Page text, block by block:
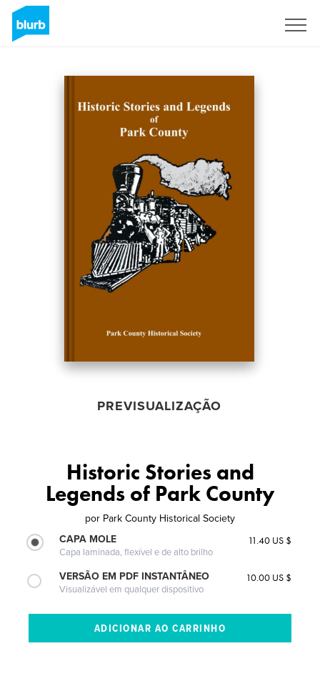
PREVISUALIZAÇÃO
Historic Stories and
Legends of Park County
por Park County Historical Society
CAPA MOLE
Capa laminada, flexível e de alto brilho
11.40 US $
VERSÃO EM PDF INSTANTÂNEO
Visualizável em qualquer dispositivo
10.00 US $